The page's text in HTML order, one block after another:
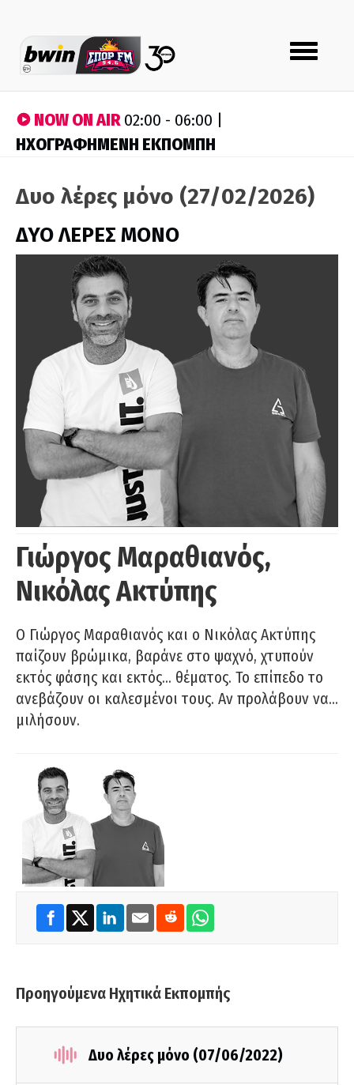
Toggle
navigation
NOW ON AIR02:00 - 06:00 |
ΗΧΟΓΡΑΦΗΜΕΝΗ ΕΚΠΟΜΠΗ
Δυο λέρες μόνο (27/02/2026)
ΔΥΟ ΛΕΡΕΣ ΜΟΝΟ
Γιώργος Μαραθιανός,
Νικόλας Ακτύπης
Ο Γιώργος Μαραθιανός και ο Νικόλας Ακτύπης
παίζουν βρώμικα, βαράνε στο ψαχνό, χτυπούν
εκτός φάσης και εκτός… θέματος. Το επίπεδο το
ανεβάζουν οι καλεσμένοι τους. Αν προλάβουν να…
μιλήσουν.
Προηγούμενα Ηχητικά Εκπομπής
Δυο λέρες μόνο (07/06/2022)